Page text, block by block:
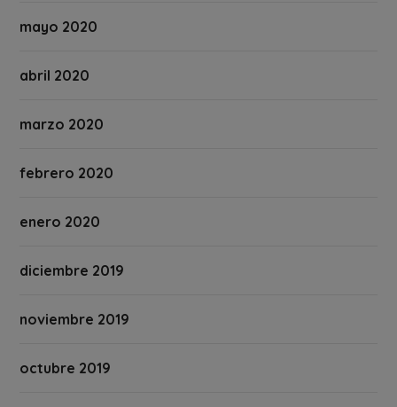
mayo 2020
abril 2020
marzo 2020
febrero 2020
enero 2020
diciembre 2019
noviembre 2019
octubre 2019